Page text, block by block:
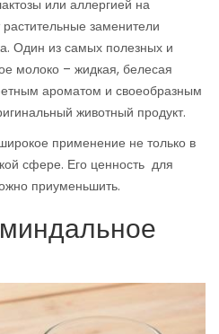
или аллергией на
заменители
Один из самых полезных и
молоко – жидкая, белесая
ароматом и своеобразным
животный продукт.
применение не только в
сфере. Его ценность для
приуменьшить.